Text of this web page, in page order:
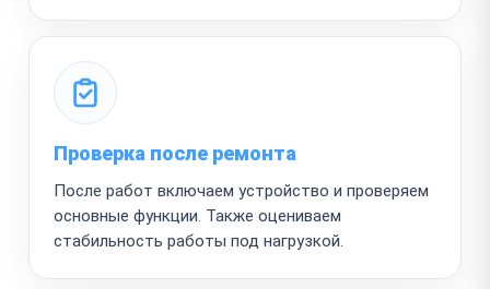
Проверка после ремонта
После работ включаем устройство и проверяем
основные функции. Также оцениваем
стабильность работы под нагрузкой.